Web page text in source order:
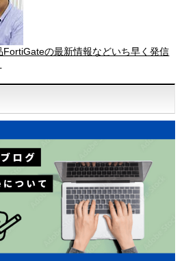
の最新情報などいち早く発信